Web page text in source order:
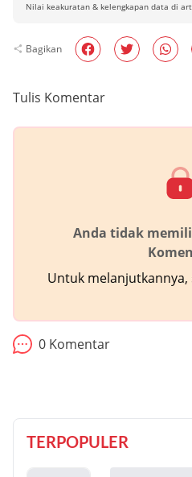
Nilai keakuratan & kelengkapan data di
Bagikan
Tulis Komentar
Anda tidak
Untuk melanjutkannya,
0 Komentar
TERPOPULER